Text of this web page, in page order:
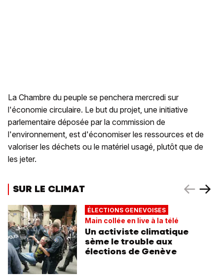
La Chambre du peuple se penchera mercredi sur
l'économie circulaire. Le but du projet, une initiative
parlementaire déposée par la commission de
l'environnement, est d'économiser les ressources et de
valoriser les déchets ou le matériel usagé, plutôt que de
les jeter.
SUR LE CLIMAT
ÉLECTIONS GENEVOISES
Main collée en live à la télé
Un activiste climatique
sème le trouble aux
élections de Genève